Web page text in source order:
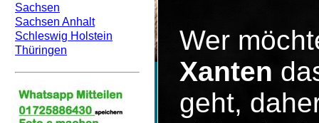
Sachsen
Sachsen Anhalt
Schleswig Holstein
Thüringen
Wer
Xanten
geht,